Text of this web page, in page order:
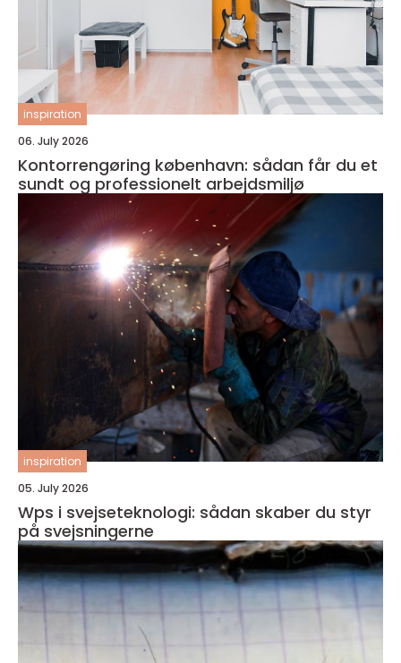
inspiration
06. July 2026
Kontorrengøring københavn: sådan får du et
sundt og professionelt arbejdsmiljø
inspiration
05. July 2026
Wps i svejseteknologi: sådan skaber du styr
på svejsningerne